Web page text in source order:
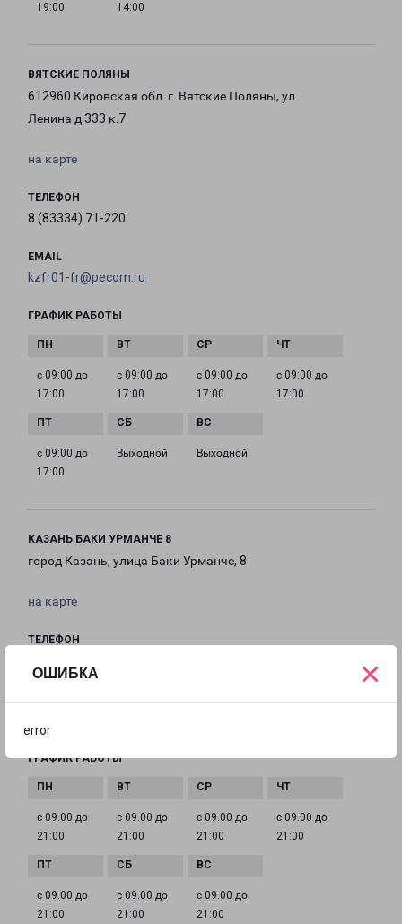
ОШИБКА
error
×
19:00
14:00
ВЯТСКИЕ ПОЛЯНЫ
612960 Кировская обл. г. Вятские Поляны, ул.
Ленина д.333 к.7
на карте
ТЕЛЕФОН
8 (83334) 71-220
EMAIL
kzfr01-fr@pecom.ru
ГРАФИК РАБОТЫ
с 09:00 до
17:00
с 09:00 до
17:00
с 09:00 до
17:00
с 09:00 до
17:00
с 09:00 до
17:00
Выходной Выходной
КАЗАНЬ БАКИ УРМАНЧЕ 8
город Казань, улица Баки Урманче, 8
на карте
ТЕЛЕФОН
ГРАФИК РАБОТЫ
с 09:00 до
21:00
с 09:00 до
21:00
с 09:00 до
21:00
с 09:00 до
21:00
с 09:00 до
21:00
с 09:00 до
21:00
с 09:00 до
21:00